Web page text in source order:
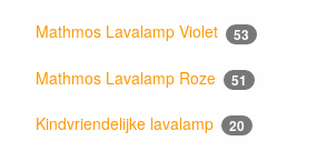
Mathmos Lavalamp Violet 53
Mathmos Lavalamp Roze 51
Kindvriendelijke lavalamp 20